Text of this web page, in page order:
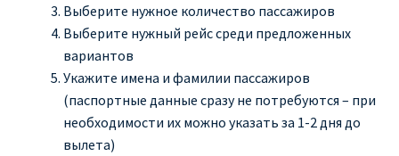
Выберите нужное количество пассажиров
Выберите нужный рейс среди предложенных
вариантов
Укажите имена и фамилии пассажиров
(паспортные данные сразу не потребуются – при
необходимости их можно указать за 1-2 дня до
вылета)